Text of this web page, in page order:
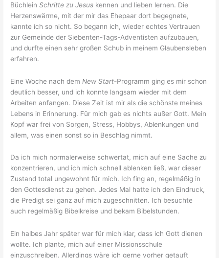
BüchleinSchritte zu Jesus kennen und lieben lernen. Die
Herzenswärme, mit der mir das Ehepaar dort begegnete,
kannte ich so nicht. So begann ich, wieder echtes Vertrauen
zur Gemeinde der Siebenten-Tags-Adventisten aufzubauen,
und durfte einen sehr großen Schub in meinem Glaubensleben
erfahren.
Eine Woche nach dem New Start-Programm ging es mir schon
deutlich besser, und ich konnte langsam wieder mit dem
Arbeiten anfangen. Diese Zeit ist mir als die schönste meines
Lebens in Erinnerung. Für mich gab es nichts außer Gott. Mein
Kopf war frei von Sorgen, Stress, Hobbys, Ablenkungen und
allem, was einen sonst so in Beschlag nimmt.
Da ich mich normalerweise schwertat, mich auf eine Sache zu
konzentrieren, und ich mich schnell ablenken ließ, war dieser
Zustand total ungewohnt für mich. Ich fing an, regelmäßig in
den Gottesdienst zu gehen. Jedes Mal hatte ich den Eindruck,
die Predigt sei ganz auf mich zugeschnitten. Ich besuchte
auch regelmäßig Bibelkreise und bekam Bibelstunden.
Ein halbes Jahr später war für mich klar, dass ich Gott dienen
wollte. Ich plante, mich auf einer Missionsschule
einzuschreiben. Allerdings wäre ich gerne vorher getauft